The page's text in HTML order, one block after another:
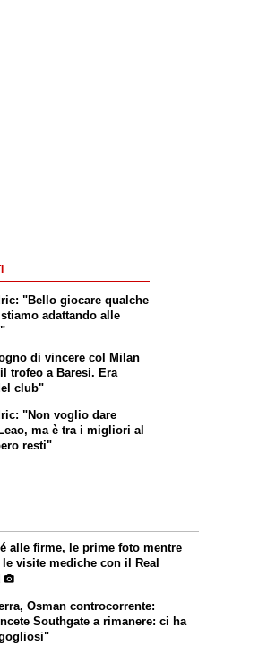
"Bello giocare qualche
adattando alle
di vincere col Milan
trofeo a Baresi. Era
club"
"Non voglio dare
ma è tra i migliori al
resti"
alle firme, le prime foto mentre
visite mediche con il Real
Osman controcorrente:
Southgate a rimanere: ci ha